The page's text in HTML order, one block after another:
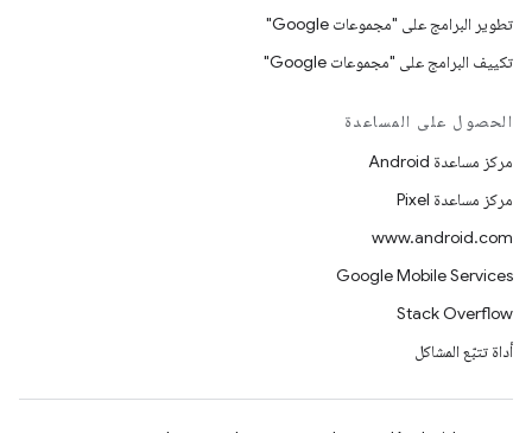
تطوير البرامج على "مجموعات Google"
تكييف البرامج على "مجموعات Google"
الحصول على المساعدة
مركز مساعدة Android
مركز مساعدة Pixel
www.android.com
Google Mobile Services
Stack Overflow
أداة تتبّع المشاكل